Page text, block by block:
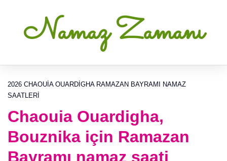
Namaz Zamanı
2026 CHAOUIA OUARDIGHA RAMAZAN BAYRAMI NAMAZ
SAATLERI
Chaouia Ouardigha,
Bouznika için Ramazan
Bayramı namaz saati